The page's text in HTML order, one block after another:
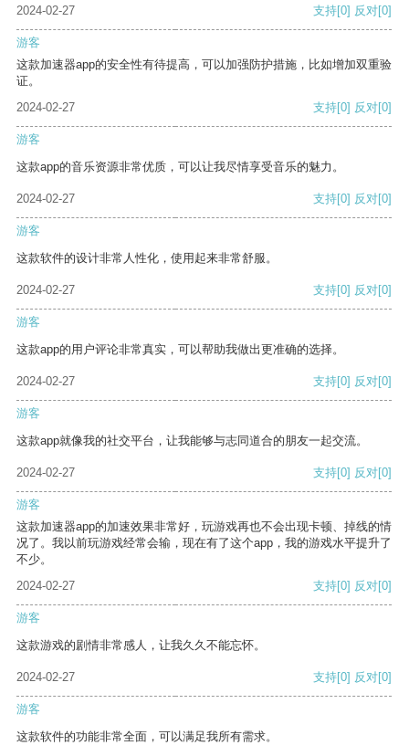
2024-02-27
支持[0] 反对[0]
游客
这款加速器app的安全性有待提高，可以加强防护措施，比如增加双重验
证。
2024-02-27
支持[0] 反对[0]
游客
这款app的音乐资源非常优质，可以让我尽情享受音乐的魅力。
2024-02-27 支持[0] 反对[0]
游客
这款软件的设计非常人性化，使用起来非常舒服。
2024-02-27 支持[0] 反对[0]
游客
这款app的用户评论非常真实，可以帮助我做出更准确的选择。
2024-02-27 支持[0] 反对[0]
游客
这款app就像我的社交平台，让我能够与志同道合的朋友一起交流。
2024-02-27 支持[0] 反对[0]
游客
这款加速器app的加速效果非常好，玩游戏再也不会出现卡顿、掉线的情
况了。我以前玩游戏经常会输，现在有了这个app，我的游戏水平提升了
不少。
2024-02-27
支持[0] 反对[0]
游客
这款游戏的剧情非常感人，让我久久不能忘怀。
2024-02-27 支持[0] 反对[0]
游客
这款软件的功能非常全面，可以满足我所有需求。